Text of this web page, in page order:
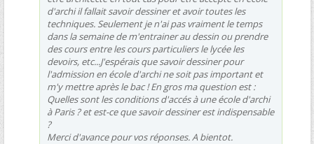
d'archi il fallait savoir dessiner et avoir toutes les
techniques. Seulement je n'ai pas vraiment le temps
dans la semaine de m'entrainer au dessin ou prendre
des cours entre les cours particuliers le lycée les
devoirs, etc...J'espérais que savoir dessiner pour
l'admission en école d'archi ne soit pas important et
m'y mettre après le bac ! En gros ma question est :
Quelles sont les conditions d'accés à une école d'archi
à Paris ? et est-ce que savoir dessiner est indispensable
?
Merci d'avance pour vos réponses. A bientot.